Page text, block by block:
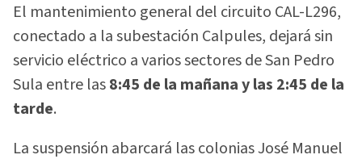
El mantenimiento general del circuito CAL-L296,
conectado a la subestación Calpules, dejará sin
servicio eléctrico a varios sectores de San Pedro
Sula entre las8:45 de la mañana y las 2:45 de la
tarde.
La suspensión abarcará las colonias José Manuel